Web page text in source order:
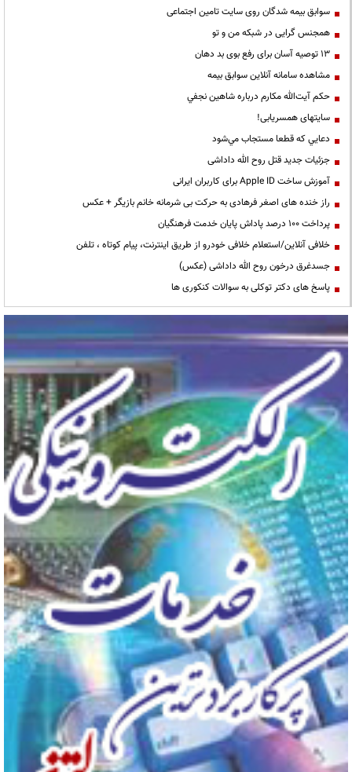
سوابق بیمه شدگان روی سایت تامین اجتماعی
همجنس گرایی در شبکه من و تو
13 توصیه آسان برای رفع بوی بد دهان
مشاهده سامانه آنلاين سوابق بیمه
حكم آيت‌الله مكارم درباره شاهين نجفي
سایتهای همسریابی!
دعايي كه قطعا مستجاب مي‌شود
جزئیات جدید قتل روح الله داداشی
آموزش ساخت Apple ID برای کاربران ایرانی
راز خنده های اصغر فرهادی به حرکت بی شرمانه خانم بازیگر + عکس
پرداخت ۱۰۰ درصد پاداش پایان خدمت فرهنگیان
خلافی آنلاین/استعلام خلافی خودرو از طریق اینترنت، پیام کوتاه ، تلفن
جسدغرق درخون روح الله داداشی (عکس)
پاسخ های دکتر توکلی به سوالات کنکوری ها